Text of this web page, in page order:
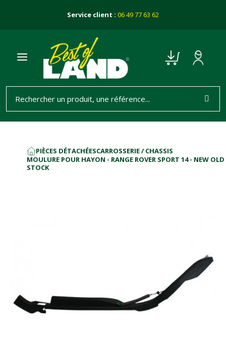
Service client : 06 49 77 63 62
ACCUEIL
PIÈCES DÉTACHÉESCARROSSERIE / CHASSIS
MOULURE POUR HAYON - RANGE ROVER SPORT 14 - NEW OLD
STOCK